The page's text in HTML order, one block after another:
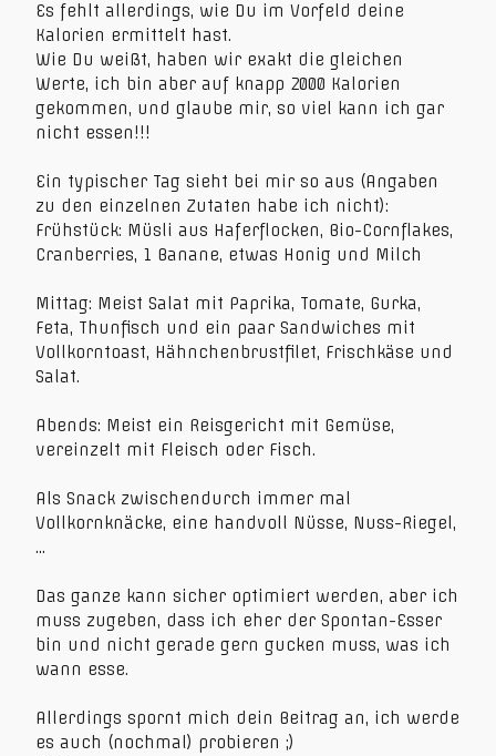
Es fehlt allerdings, wie Du im Vorfeld deine
Kalorien ermittelt hast.
Wie Du weißt, haben wir exakt die gleichen
Werte, ich bin aber auf knapp 2000 Kalorien
gekommen, und glaube mir, so viel kann ich gar
nicht essen!!!
Ein typischer Tag sieht bei mir so aus (Angaben
zu den einzelnen Zutaten habe ich nicht):
Frühstück: Müsli aus Haferflocken, Bio-Cornflakes,
Cranberries, 1 Banane, etwas Honig und Milch
Mittag: Meist Salat mit Paprika, Tomate, Gurka,
Feta, Thunfisch und ein paar Sandwiches mit
Vollkorntoast, Hähnchenbrustfilet, Frischkäse und
Salat.
Abends: Meist ein Reisgericht mit Gemüse,
vereinzelt mit Fleisch oder Fisch.
Als Snack zwischendurch immer mal
Vollkornknäcke, eine handvoll Nüsse, Nuss-Riegel,
…
Das ganze kann sicher optimiert werden, aber ich
muss zugeben, dass ich eher der Spontan-Esser
bin und nicht gerade gern gucken muss, was ich
wann esse.
Allerdings spornt mich dein Beitrag an, ich werde
es auch (nochmal) probieren ;)